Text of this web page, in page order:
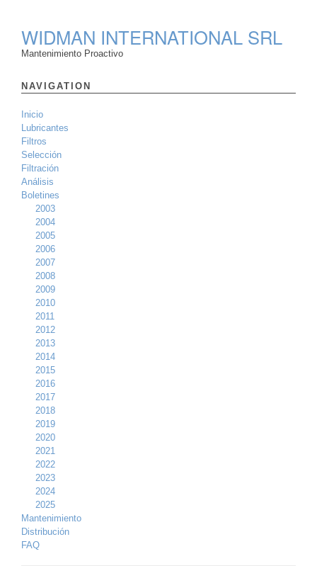
WIDMAN INTERNATIONAL SRL
Mantenimiento Proactivo
NAVIGATION
Inicio
Lubricantes
Filtros
Selección
Filtración
Análisis
Boletines
2003
2004
2005
2006
2007
2008
2009
2010
2011
2012
2013
2014
2015
2016
2017
2018
2019
2020
2021
2022
2023
2024
2025
Mantenimiento
Distribución
FAQ